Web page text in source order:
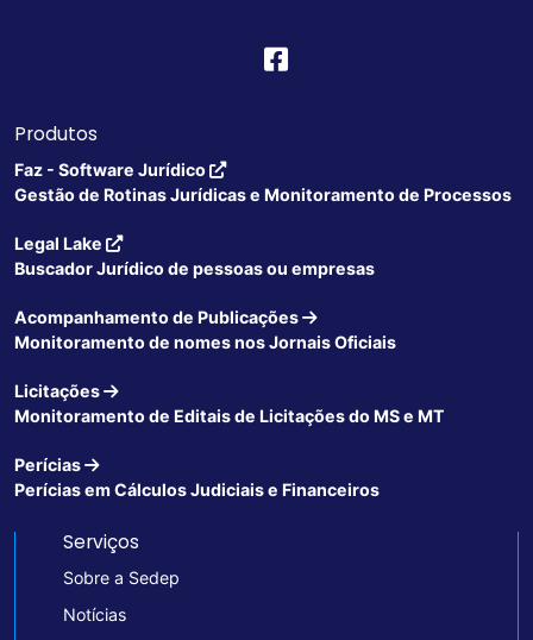
Produtos
Faz - Software Jurídico
Gestão de Rotinas Jurídicas e Monitoramento de Processos
Legal Lake
Buscador Jurídico de pessoas ou empresas
Acompanhamento de Publicações
Monitoramento de nomes nos Jornais Oficiais
Licitações
Monitoramento de Editais de Licitações do MS e MT
Perícias
Perícias em Cálculos Judiciais e Financeiros
Serviços
Sobre a Sedep
Notícias